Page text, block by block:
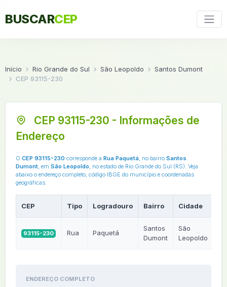
BUSCARCEP
Início Rio Grande do Sul São Leopoldo
Santos Dumont
CEP 93115-230
CEP 93115-230 - Informações de
Endereço
O CEP 93115-230 corresponde a Rua Paquetá, no bairro Santos
Dumont, em São Leopoldo, no estado de Rio Grande do Sul (RS). Veja
abaixo o endereço completo, código IBGE do município e coordenadas
geográficas.
CEP Tipo Logradouro Bairro Cidade
93115-230 Rua Paquetá
Santos
Dumont
São
Leopoldo
ENDEREÇO COMPLETO